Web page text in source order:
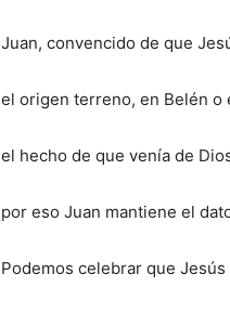
Juan, convencido de que
el origen terreno, en Belén o
el hecho de que venía de
por eso Juan mantiene el
Podemos celebrar que